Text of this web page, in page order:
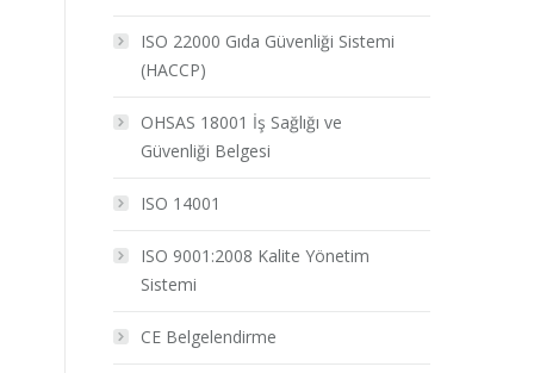
ISO 22000 Gıda Güvenliği Sistemi
(HACCP)
OHSAS 18001 İş Sağlığı ve
Güvenliği Belgesi
ISO 14001
ISO 9001:2008 Kalite Yönetim
Sistemi
CE Belgelendirme